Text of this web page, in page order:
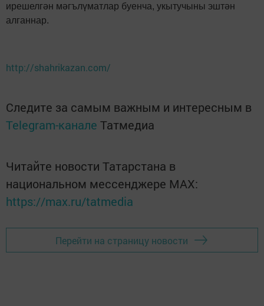
ирешелгән мәгълүматлар буенча, укытучыны эштән
алганнар.
http://shahrikazan.com/
Следите за самым важным и интересным в
Telegram-канале Татмедиа
Читайте новости Татарстана в
национальном мессенджере MАХ:
https://max.ru/tatmedia
Перейти на страницу новости